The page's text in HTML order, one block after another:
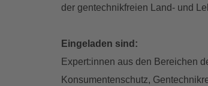
der gentechnikfreien Land- und
Eingeladen sind:
Expert:innen aus den Bereichen
Konsumentenschutz,